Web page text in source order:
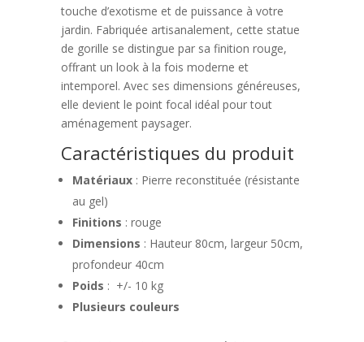
touche d’exotisme et de puissance à votre
jardin. Fabriquée artisanalement, cette statue
de gorille se distingue par sa finition rouge,
offrant un look à la fois moderne et
intemporel. Avec ses dimensions généreuses,
elle devient le point focal idéal pour tout
aménagement paysager.
Caractéristiques du produit
Matériaux: Pierre reconstituée (résistante
au gel)
Finitions : rouge
Dimensions : Hauteur 80cm, largeur 50cm,
profondeur 40cm
Poids : +/- 10 kg
Plusieurs couleurs